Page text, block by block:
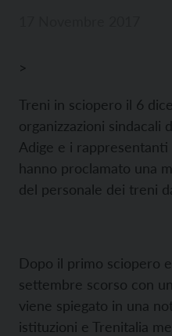
>
Treni in sciopero il 6
organizzazioni sindacali
Adige e i
hanno proclamato una
del personale dei treni
Dopo il primo sciopero
settembre scorso con
viene spiegato in una
istituzioni e Trenitalia